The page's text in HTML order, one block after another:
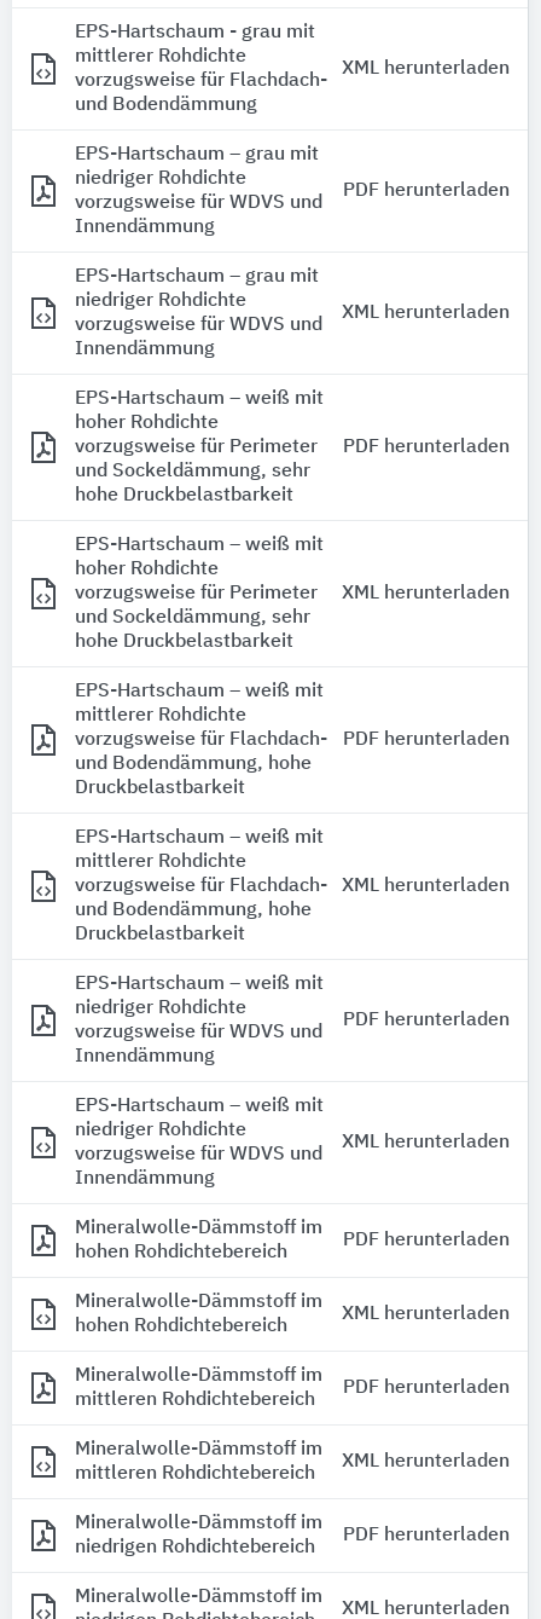
EPS-Hartschaum - grau mit
mittlerer Rohdichte
vorzugsweise für Flachdach-
und Bodendämmung
XML herunterladen
EPS-Hartschaum – grau mit
niedriger Rohdichte
vorzugsweise für WDVS und
Innendämmung
PDF herunterladen
EPS-Hartschaum – grau mit
niedriger Rohdichte
vorzugsweise für WDVS und
Innendämmung
XML herunterladen
EPS-Hartschaum – weiß mit
hoher Rohdichte
vorzugsweise für Perimeter
und Sockeldämmung, sehr
hohe Druckbelastbarkeit
PDF herunterladen
EPS-Hartschaum – weiß mit
hoher Rohdichte
vorzugsweise für Perimeter
und Sockeldämmung, sehr
hohe Druckbelastbarkeit
XML herunterladen
EPS-Hartschaum – weiß mit
mittlerer Rohdichte
vorzugsweise für Flachdach-
und Bodendämmung, hohe
Druckbelastbarkeit
PDF herunterladen
EPS-Hartschaum – weiß mit
mittlerer Rohdichte
vorzugsweise für Flachdach-
und Bodendämmung, hohe
Druckbelastbarkeit
XML herunterladen
EPS-Hartschaum – weiß mit
niedriger Rohdichte
vorzugsweise für WDVS und
Innendämmung
PDF herunterladen
EPS-Hartschaum – weiß mit
niedriger Rohdichte
vorzugsweise für WDVS und
Innendämmung
XML herunterladen
Mineralwolle-Dämmstoff im
hohen Rohdichtebereich
PDF herunterladen
Mineralwolle-Dämmstoff im
hohen Rohdichtebereich
XML herunterladen
Mineralwolle-Dämmstoff im
mittleren Rohdichtebereich
PDF herunterladen
Mineralwolle-Dämmstoff im
mittleren Rohdichtebereich
XML herunterladen
Mineralwolle-Dämmstoff im
niedrigen Rohdichtebereich
PDF herunterladen
Mineralwolle-Dämmstoff im
XML herunterladen